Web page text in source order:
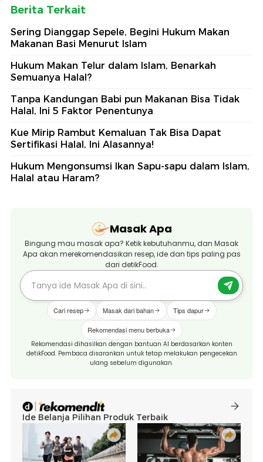
Berita Terkait
Sering Dianggap Sepele, Begini Hukum Makan
Makanan Basi Menurut Islam
Hukum Makan Telur dalam Islam, Benarkah
Semuanya Halal?
Tanpa Kandungan Babi pun Makanan Bisa Tidak
Halal, Ini 5 Faktor Penentunya
Kue Mirip Rambut Kemaluan Tak Bisa Dapat
Sertifikasi Halal, Ini Alasannya!
Hukum Mengonsumsi Ikan Sapu-sapu dalam Islam,
Halal atau Haram?
Masak Apa
Bingung mau masak apa? Ketik kebutuhanmu, dan Masak
Apa akan merekomendasikan resep, ide dan tips paling pas
dari detikFood.
Cari resep Masak dari bahan Tips dapur
Rekomendasi menu berbuka
Rekomendasi dihasilkan dengan bantuan AI berdasarkan konten
detikFood. Pembaca disarankan untuk tetap melakukan pengecekan
ulang sebelum digunakan.